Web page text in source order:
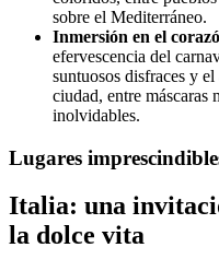
sobre el Mediterráneo.
Inmersión en el
efervescencia del
suntuosos disfraces y
ciudad, entre máscaras
inolvidables.
Lugares
Italia: una
la dolce vita